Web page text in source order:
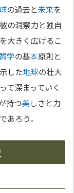
の過去と未来を
の洞察力と独自
大きく広げるこ
学の基本原則と
した地球の壮大
て深まっていく
持つ美しさと力
あろう。